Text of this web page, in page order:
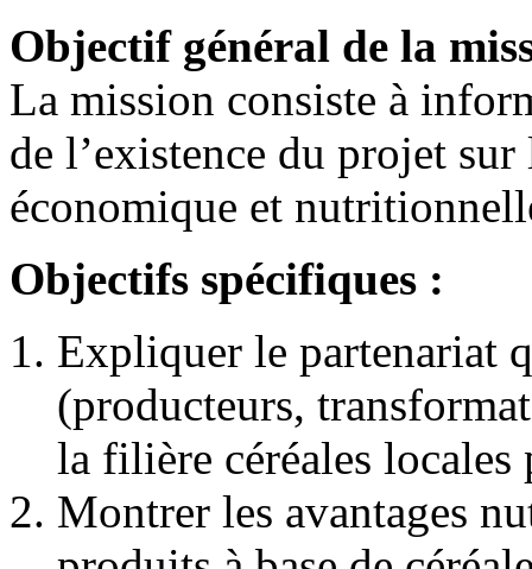
Objectif général de la
La mission consiste à
de l’existence du projet
économique et
Objectifs spécifiques :
Expliquer le partenariat
(producteurs,
la filière céréales
Montrer les avantages